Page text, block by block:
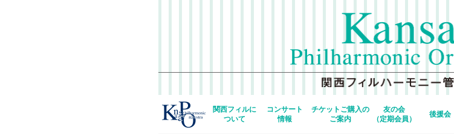
関西フィルに
ついて
コンサート
情報
チケットご購入の
ご案内
友の会
（定期会員）
後援会